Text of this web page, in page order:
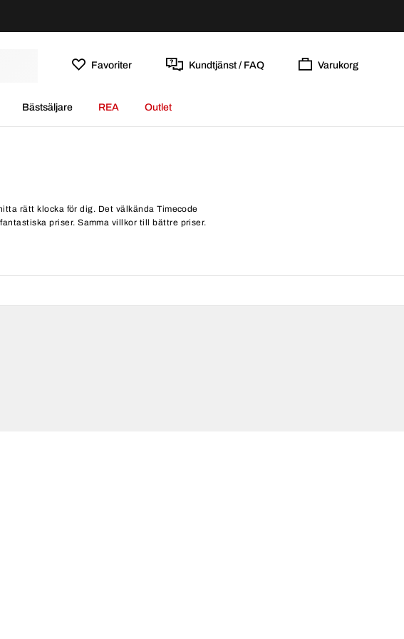
Favoriter Kundtjänst / FAQ Varukorg
Bästsäljare REA Outlet
rätt klocka för dig. Det välkända Timecode
priser. Samma villkor till bättre priser.